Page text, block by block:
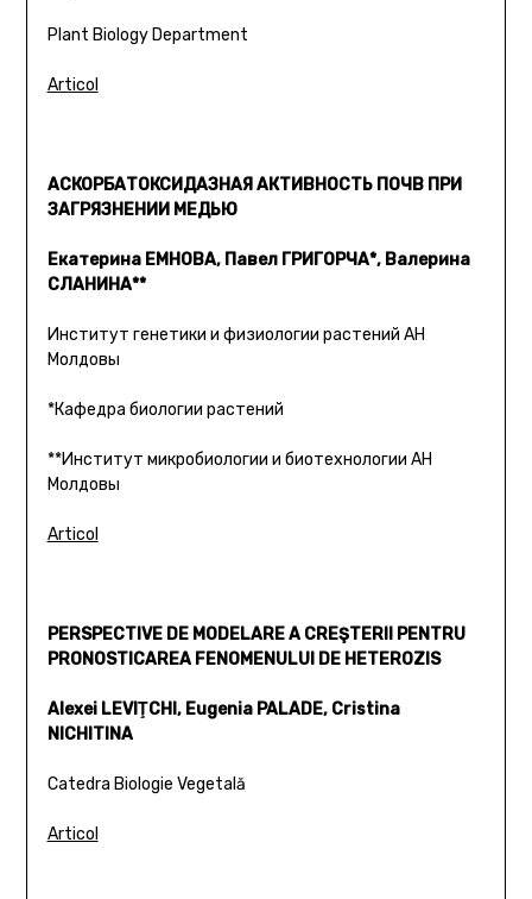
Plant Biology Department
Articol
АСКОРБАТОКСИДАЗНАЯ АКТИВНОСТЬ ПОЧВ ПРИ
ЗАГРЯЗНЕНИИ МЕДЬЮ
Екатерина ЕМНОВА, Павел ГРИГОРЧА*, Валерина
СЛАНИНА**
Институт генетики и физиологии растений АН
Молдовы
*Кафедра биологии растений
**Институт микробиологии и биотехнологии АН
Молдовы
Articol
PERSPECTIVE DE MODELARE A CREŞTERII PENTRU
PRONOSTICAREA FENOMENULUI DE HETEROZIS
Alexei LEVIŢCHI, Eugenia PALADE, Cristina
NICHITINA
Catedra Biologie Vegetală
Articol